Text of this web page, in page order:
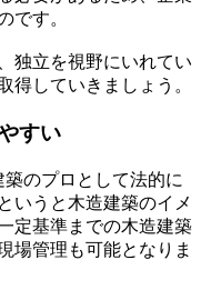
です。
独立を視野にいれてい
得していきましょう。
すい
築のプロとして法的に
いうと木造建築のイメ
定基準までの木造建築
場管理も可能となりま